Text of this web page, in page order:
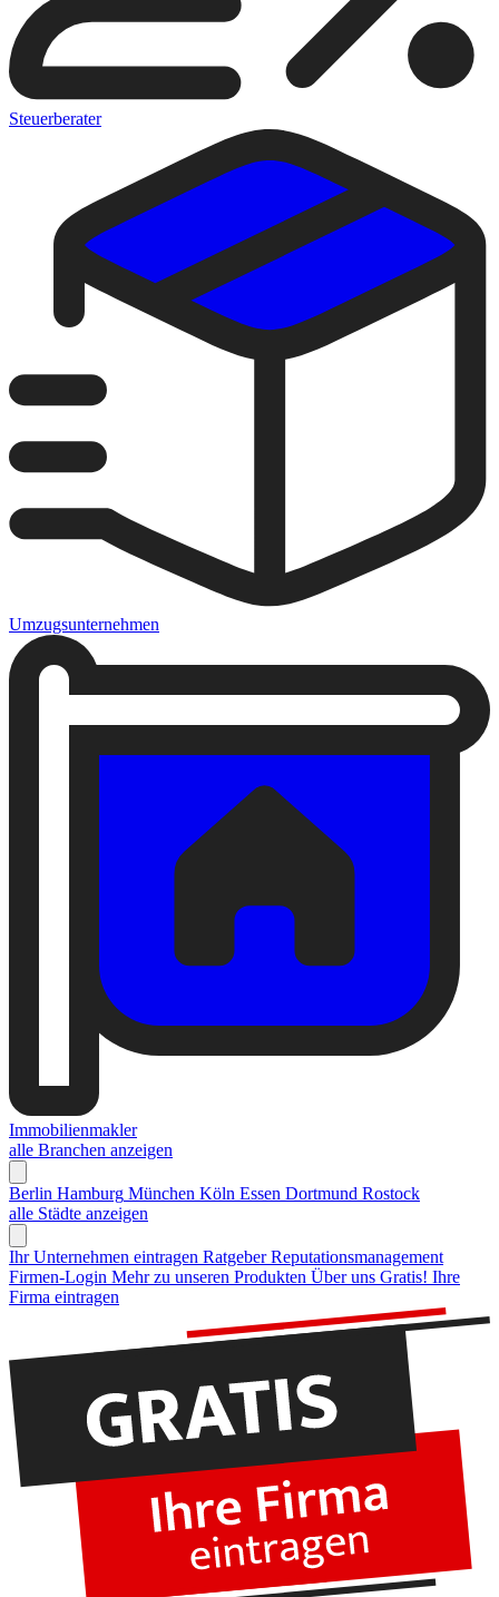
Steuerberater
Umzugsunternehmen
Immobilienmakler
alle Branchen anzeigen
Berlin Hamburg München Köln Essen Dortmund Rostock
alle Städte anzeigen
Ihr Unternehmen eintragen Ratgeber Reputationsmanagement
Firmen-Login Mehr zu unseren Produkten Über uns Gratis! Ihre
Firma eintragen